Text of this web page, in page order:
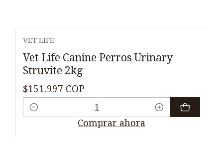
VET LIFE
Vet Life Canine Perros Urinary
Struvite 2kg
$151.997 COP
Cantidad
Comprar ahora